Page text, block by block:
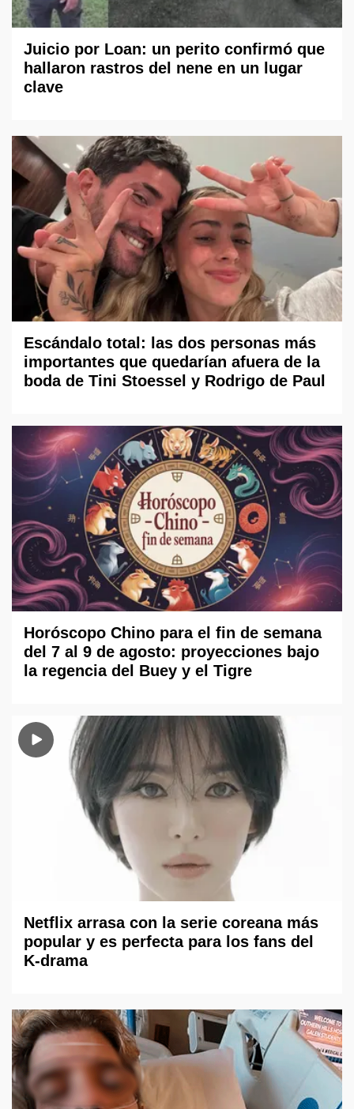
Juicio por Loan: un perito confirmó que
hallaron rastros del nene en un lugar
clave
Escándalo total: las dos personas más
importantes que quedarían afuera de la
boda de Tini Stoessel y Rodrigo de Paul
Horóscopo Chino para el fin de semana
del 7 al 9 de agosto: proyecciones bajo
la regencia del Buey y el Tigre
Netflix arrasa con la serie coreana más
popular y es perfecta para los fans del
K-drama